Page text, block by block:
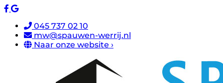
045 737 02 10
mw@spauwen-werrij.nl
Naar onze website ›